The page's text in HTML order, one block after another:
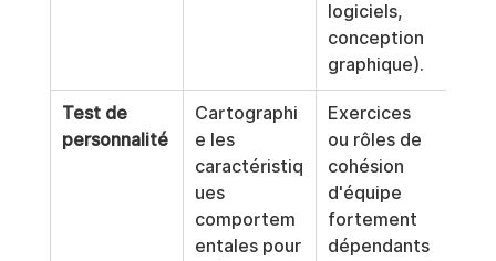
logiciels,
conception
graphique).
Test de
personnalité
Cartographi
e les
caractéristiq
ues
comportem
entales pour
Exercices
ou rôles de
cohésion
d'équipe
fortement
dépendants